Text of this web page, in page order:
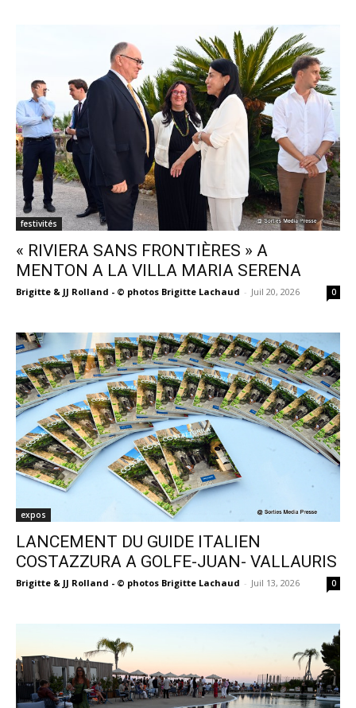
festivités
« RIVIERA SANS FRONTIÈRES » A
MENTON A LA VILLA MARIA SERENA
Brigitte & JJ Rolland - © photos Brigitte Lachaud - Juil 20, 2026 0
expos
LANCEMENT DU GUIDE ITALIEN
COSTAZZURA A GOLFE-JUAN- VALLAURIS
Brigitte & JJ Rolland - © photos Brigitte Lachaud - Juil 13, 2026 0